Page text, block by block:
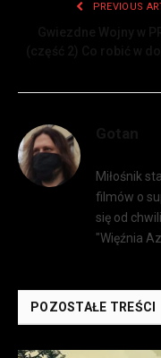
PREVIOUS
Miłośnik
filmów o
się od
"Więźnia
POZOSTAŁE TREŚCI